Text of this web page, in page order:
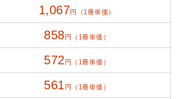
1,067円（1冊単価）
858円（1冊単価）
572円（1冊単価）
561円（1冊単価）